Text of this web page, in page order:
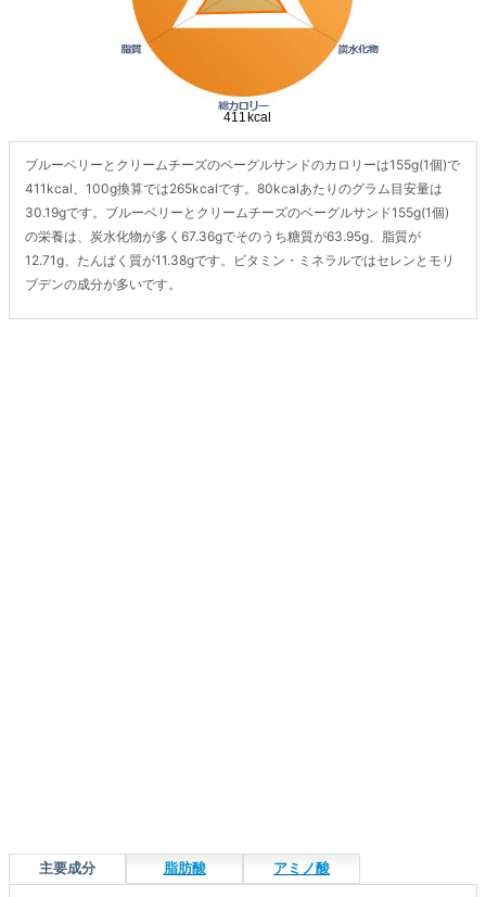
ブルーベリーとクリームチーズのベーグルサンドのカロリーは155g(1個)で
411kcal、100g換算では265kcalです。80kcalあたりのグラム目安量は
30.19gです。ブルーベリーとクリームチーズのベーグルサンド155g(1個)
の栄養は、炭水化物が多く67.36gでそのうち糖質が63.95g、脂質が
12.71g、たんぱく質が11.38gです。ビタミン・ミネラルではセレンとモリ
ブデンの成分が多いです。
主要成分 脂肪酸 アミノ酸